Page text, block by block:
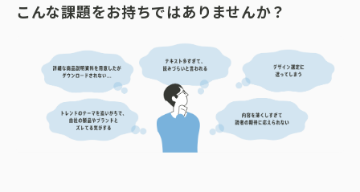
こんな課題をお持ちではありませんか？